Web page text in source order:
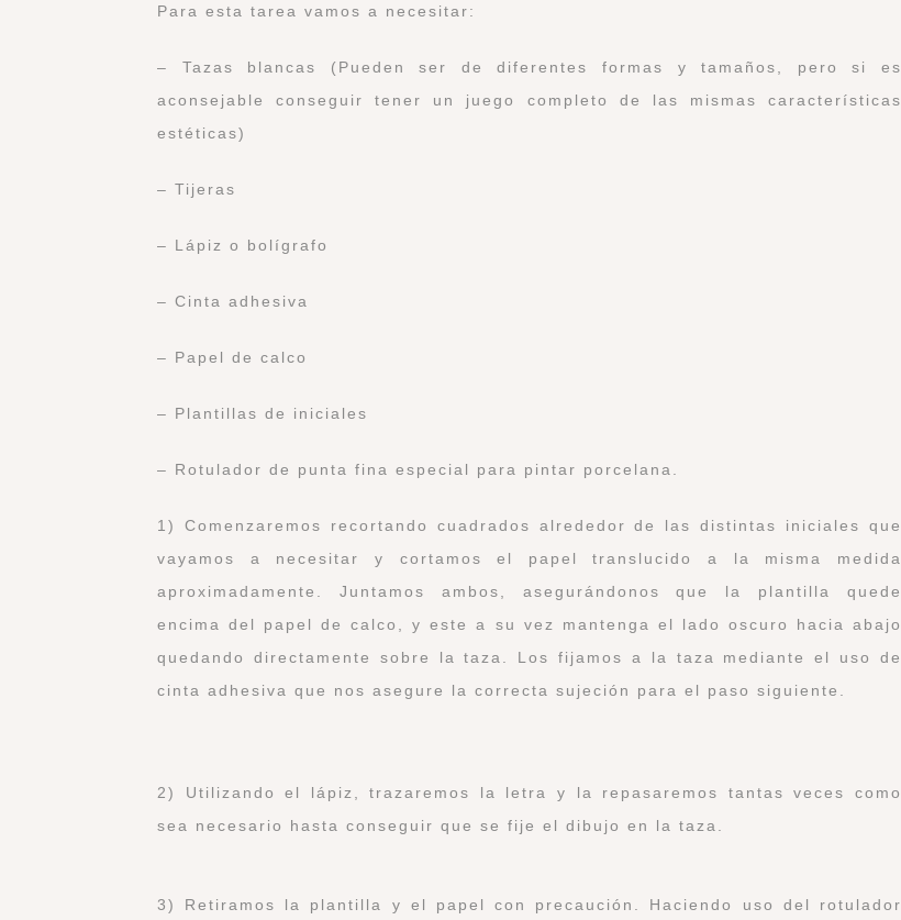
Para esta tarea vamos a necesitar:
– Tazas blancas (Pueden ser de diferentes formas y tamaños, pero si es
aconsejable conseguir tener un juego completo de las mismas características
estéticas)
– Tijeras
– Lápiz o bolígrafo
– Cinta adhesiva
– Papel de calco
– Plantillas de iniciales
– Rotulador de punta fina especial para pintar porcelana.
1) Comenzaremos recortando cuadrados alrededor de las distintas iniciales que
vayamos a necesitar y cortamos el papel translucido a la misma medida
aproximadamente. Juntamos ambos, asegurándonos que la plantilla quede
encima del papel de calco, y este a su vez mantenga el lado oscuro hacia abajo
quedando directamente sobre la taza. Los fijamos a la taza mediante el uso de
cinta adhesiva que nos asegure la correcta sujeción para el paso siguiente.
2) Utilizando el lápiz, trazaremos la letra y la repasaremos tantas veces como
sea necesario hasta conseguir que se fije el dibujo en la taza.
3) Retiramos la plantilla y el papel con precaución. Haciendo uso del rotulador